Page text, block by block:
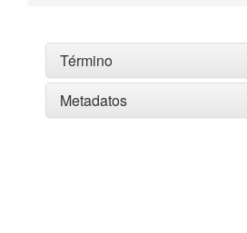
Término
Metadatos